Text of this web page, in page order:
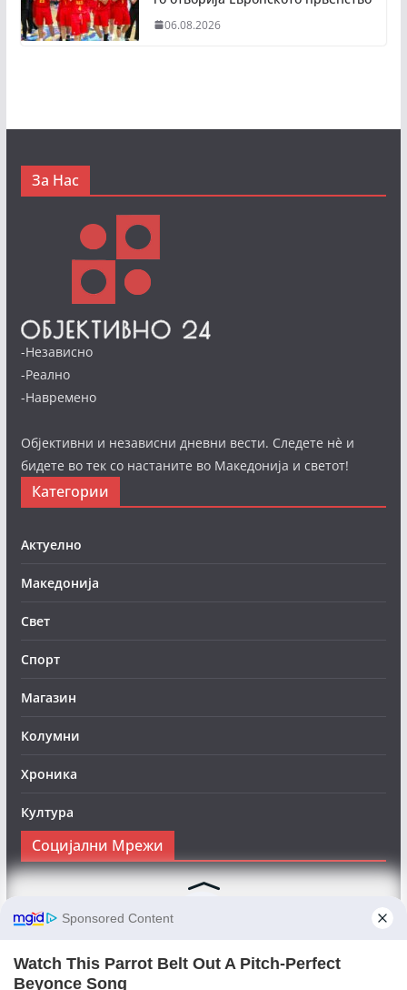
06.08.2026
За Нас
-Независно
-Реално
-Навремено
Објективни и независни дневни вести. Следете нè и
бидете во тек со настаните во Македонија и светот!
Категории
Актуелно
Македонија
Свет
Спорт
Магазин
Колумни
Хроника
Култура
Социјални Мрежи
Следете нè на Фејсбук за да сте во тек со најновите